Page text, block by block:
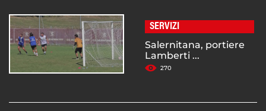
SERVIZI
Salernitana, portiere
Lamberti ...
270